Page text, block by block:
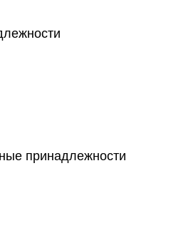
принадлежности